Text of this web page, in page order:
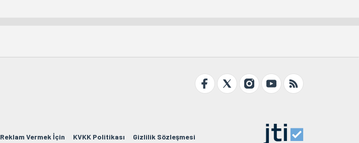
Reklam Vermek İçin KVKK Politikası Gizlilik Sözleşmesi